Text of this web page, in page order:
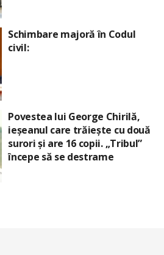
Schimbare majoră în Codul
civil:
Povestea lui George Chirilă,
ieșeanul care trăiește cu două
surori și are 16 copii. „Tribul”
începe să se destrame